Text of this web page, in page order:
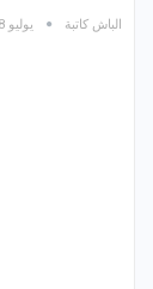
الباش كاتبة يوليو 18, 2021